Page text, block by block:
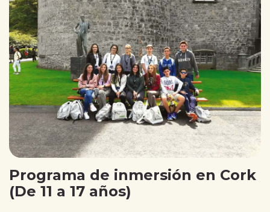
Programa de inmersión en Cork
(De 11 a 17 años)